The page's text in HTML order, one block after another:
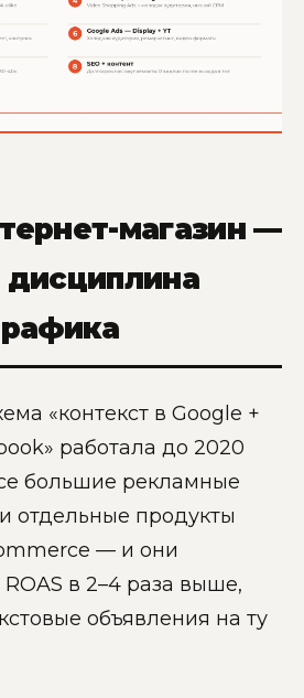
магазин —
дисциплина
«контекст в Google +
работала до 2020
большие рекламные
отдельные продукты
— и они
в 2–4 раза выше,
объявления на ту